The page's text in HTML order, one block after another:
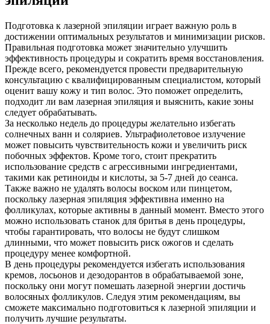
Подготовка к лазерной эпиляции играет важную роль в
достижении оптимальных результатов и минимизации рисков.
Правильная подготовка может значительно улучшить
эффективность процедуры и сократить время восстановления.
Прежде всего, рекомендуется провести предварительную
консультацию с квалифицированным специалистом, который
оценит вашу кожу и тип волос. Это поможет определить,
подходит ли вам лазерная эпиляция и выяснить, какие зоны
следует обрабатывать.
За несколько недель до процедуры желательно избегать
солнечных ванн и соляриев. Ультрафиолетовое излучение
может повысить чувствительность кожи и увеличить риск
побочных эффектов. Кроме того, стоит прекратить
использование средств с агрессивными ингредиентами,
такими как ретиноиды и кислоты, за 5-7 дней до сеанса.
Также важно не удалять волосы воском или пинцетом,
поскольку лазерная эпиляция эффективна именно на
фолликулах, которые активны в данный момент. Вместо этого
можно использовать станок для бритья в день процедуры,
чтобы гарантировать, что волосы не будут слишком
длинными, что может повысить риск ожогов и сделать
процедуру менее комфортной.
В день процедуры рекомендуется избегать использования
кремов, лосьонов и дезодорантов в обрабатываемой зоне,
поскольку они могут помешать лазерной энергии достичь
волосяных фолликулов. Следуя этим рекомендациям, вы
сможете максимально подготовиться к лазерной эпиляции и
получить лучшие результаты.